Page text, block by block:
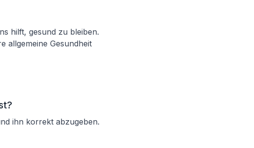
hilft, gesund zu bleiben.
allgemeine Gesundheit
ihn korrekt abzugeben.